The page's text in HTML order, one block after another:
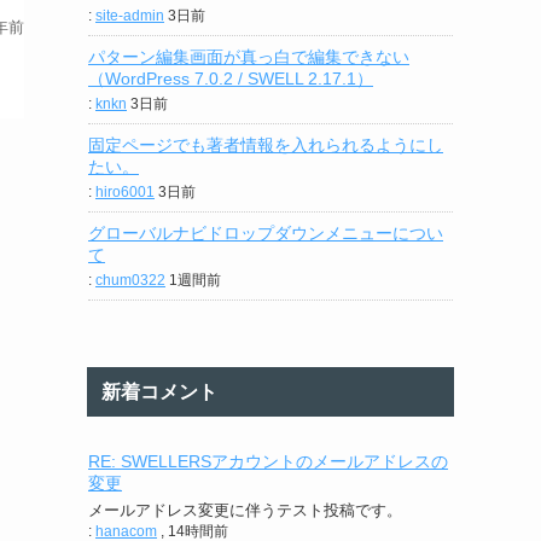
前
: site-admin 3日前
パターン編集画面が真っ白で編集できない
（WordPress 7.0.2 / SWELL 2.17.1）
: knkn 3日前
固定ページでも著者情報を入れられるようにし
たい。
: hiro6001 3日前
グローバルナビドロップダウンメニューについ
て
: chum0322 1週間前
新着コメント
RE: SWELLERSアカウントのメールアドレスの
変更
メールアドレス変更に伴うテスト投稿です。
: hanacom 14時間前